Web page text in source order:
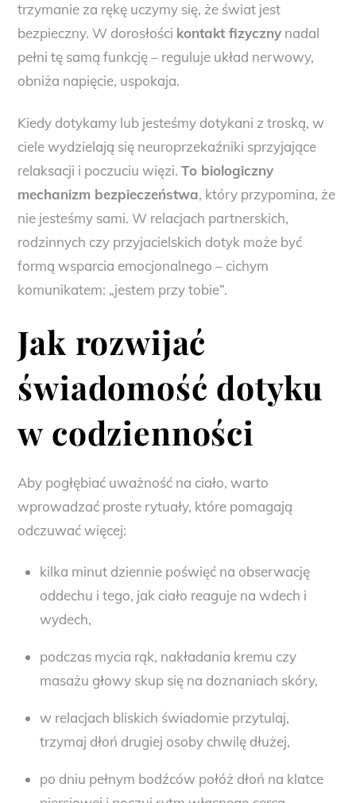
trzymanie za rękę uczymy się, że świat jest
bezpieczny. W dorosłości kontakt fizyczny nadal
pełni tę samą funkcję – reguluje układ nerwowy,
obniża napięcie, uspokaja.
Kiedy dotykamy lub jesteśmy dotykani z troską, w
ciele wydzielają się neuroprzekaźniki sprzyjające
relaksacji i poczuciu więzi.To biologiczny
mechanizm bezpieczeństwa, który przypomina, że
nie jesteśmy sami. W relacjach partnerskich,
rodzinnych czy przyjacielskich dotyk może być
formą wsparcia emocjonalnego – cichym
komunikatem: „jestem przy tobie”.
Jak rozwijać
świadomość dotyku
w codzienności
Aby pogłębiać uważność na ciało, warto
wprowadzać proste rytuały, które pomagają
odczuwać więcej:
kilka minut dziennie poświęć na obserwację
oddechu i tego, jak ciało reaguje na wdech i
wydech,
podczas mycia rąk, nakładania kremu czy
masażu głowy skup się na doznaniach skóry,
w relacjach bliskich świadomie przytulaj,
trzymaj dłoń drugiej osoby chwilę dłużej,
po dniu pełnym bodźców połóż dłoń na klatce